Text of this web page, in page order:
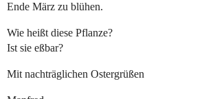
Ende März zu blühen.
Wie heißt diese Pflanze?
Ist sie eßbar?
Mit nachträglichen Ostergrüßen